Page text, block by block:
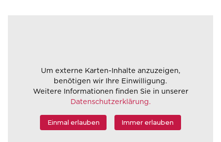
Um externe Karten-Inhalte anzuzeigen,
benötigen wir Ihre Einwilligung.
Weitere Informationen finden Sie in unserer
Datenschutzerklärung.
Einmal erlauben Immer erlauben